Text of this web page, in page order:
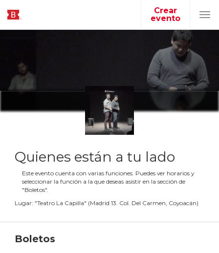
Crear
evento
Quienes están a tu lado
Este evento cuenta con varias funciones. Puedes ver horarios y
seleccionar la función a la que deseas asistir en la sección de
"Boletos".
Lugar: "Teatro La Capilla" (Madrid 13. Col. Del Carmen, Coyoacán)
Boletos